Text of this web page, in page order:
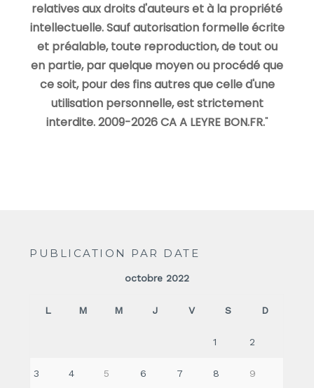
relatives aux droits d'auteurs et à la propriété
intellectuelle. Sauf autorisation formelle écrite
et préalable, toute reproduction, de tout ou
en partie, par quelque moyen ou procédé que
ce soit, pour des fins autres que celle d'une
utilisation personnelle, est strictement
interdite. 2009-2026 CA A LEYRE BON.FR."
PUBLICATION PAR DATE
octobre 2022
L M M J V S D
1 2
3 4 5 6 7 8 9